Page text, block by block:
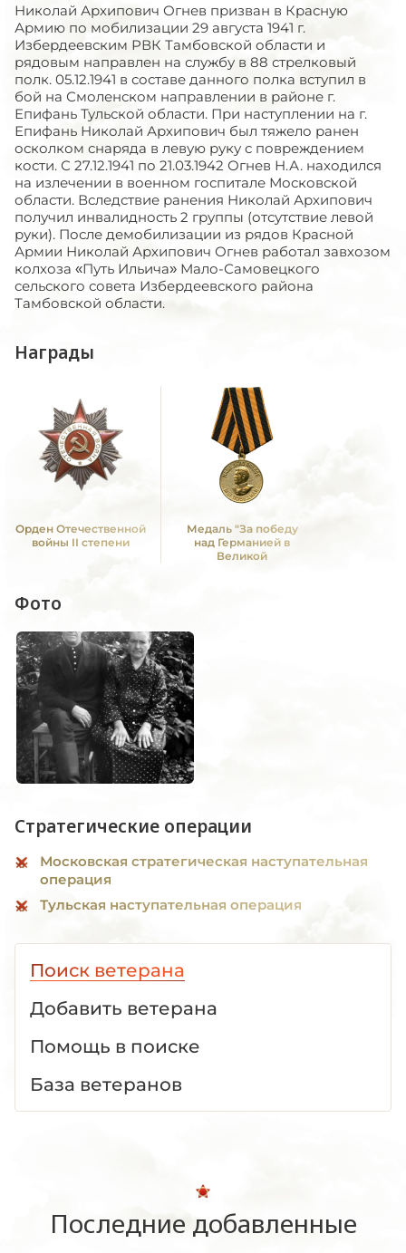
Николай Архипович Огнев призван в Красную
Армию по мобилизации 29 августа 1941 г.
Избердеевским РВК Тамбовской области и
рядовым направлен на службу в 88 стрелковый
полк. 05.12.1941 в составе данного полка вступил в
бой на Смоленском направлении в районе г.
Епифань Тульской области. При наступлении на г.
Епифань Николай Архипович был тяжело ранен
осколком снаряда в левую руку с повреждением
кости. С 27.12.1941 по 21.03.1942 Огнев Н.А. находился
на излечении в военном госпитале Московской
области. Вследствие ранения Николай Архипович
получил инвалидность 2 группы (отсутствие левой
руки). После демобилизации из рядов Красной
Армии Николай Архипович Огнев работал завхозом
колхоза «Путь Ильича» Мало-Самовецкого
сельского совета Избердеевского района
Тамбовской области.
Награды
Орден Отечественной
войны II степени
Медаль "За победу
над Германией в
Великой
Фото
Стратегические операции
Московская стратегическая наступательная
операция
Тульская наступательная операция
Поиск ветерана
Добавить ветерана
Помощь в поиске
База ветеранов
Последние добавленные